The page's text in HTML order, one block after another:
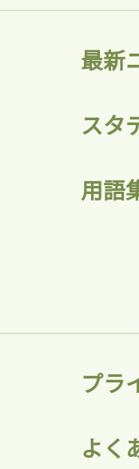
グインが必
会員登録
最新
スタ
用語
プラ
よく